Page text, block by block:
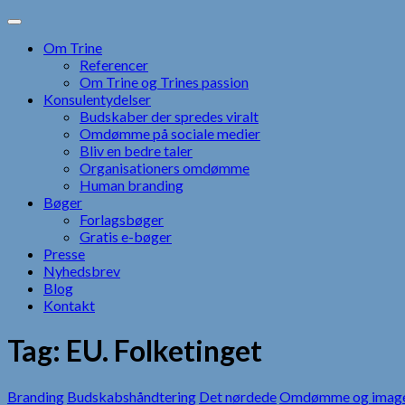
Skip
contentOm Trine
Referencer
Om Trine og Trines passion
Konsulentydelser
Budskaber der spredes viralt
Omdømme på sociale medier
Bliv en bedre taler
Organisationers omdømme
Human branding
Bøger
Forlagsbøger
Gratis e-bøger
Presse
Nyhedsbrev
Blog
Kontakt
Tag: EU. Folketinget
Branding Budskabshåndtering Det nørdedeOmdømme og